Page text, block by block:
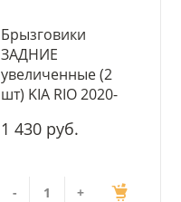
Брызговики
ЗАДНИЕ
увеличенные (2
шт) KIA RIO 2020-
1 430 руб.
- +